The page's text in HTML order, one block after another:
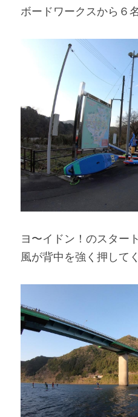
ボードワークスから６
ヨ〜イドン！のスター
風が背中を強く押して